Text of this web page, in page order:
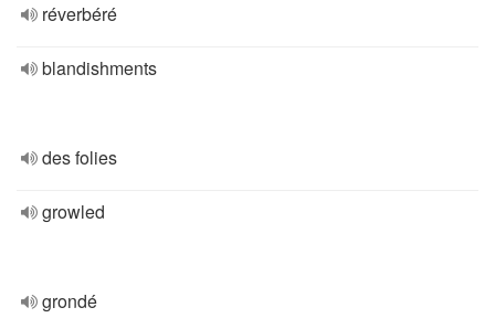
réverbéré
blandishments
des folies
growled
grondé